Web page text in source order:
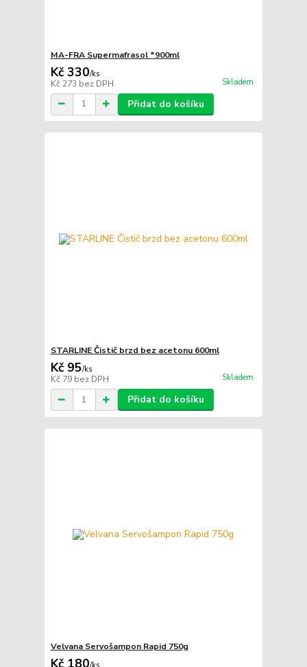
MA-FRA Supermafrasol *900ml
Kč 330/ks
Kč 273 bez DPH Skladem
Přidat do košíku
STARLINE Čistič brzd bez acetonu 600ml
Kč 95/ks
Kč 79 bez DPH Skladem
Přidat do košíku
Velvana Servošampon Rapid 750g
Kč 180/ks